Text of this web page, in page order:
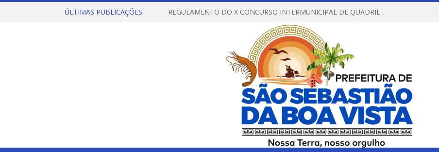
ÚLTIMAS PUBLICAÇÕES: REGULAMENTO DO X CONCURSO INTERMUNICIPAL DE QUADRILHAS JUNINAS – 2026 – ARRAIÁ DA VENEZA